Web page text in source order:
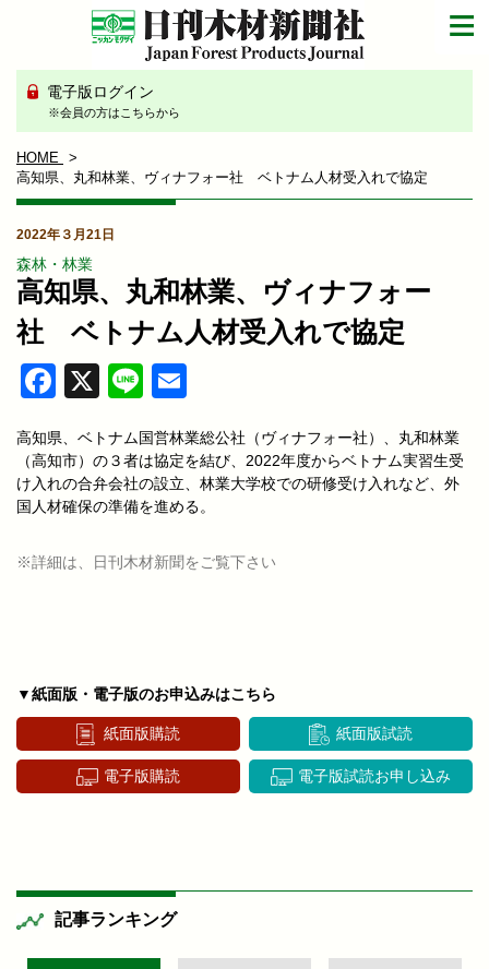
電子版ログイン
※会員の方はこちらから
HOME
高知県、丸和林業、ヴィナフォー社 ベトナム人材受入れで協定
2022年３月21日
森林・林業
高知県、丸和林業、ヴィナフォー
社 ベトナム人材受入れで協定
Facebook
X Line
高知県、ベトナム国営林業総公社（ヴィナフォー社）、丸和林業
（高知市）の３者は協定を結び、2022年度からベトナム実習生受
け入れの合弁会社の設立、林業大学校での研修受け入れなど、外
国人材確保の準備を進める。
※詳細は、日刊木材新聞をご覧下さい
▼紙面版・電子版のお申込みはこちら
紙面版購読 紙面版試読
電子版購読 電子版試読お申し込み
記事ランキング